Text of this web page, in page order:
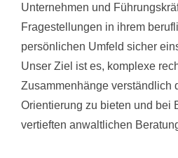
Unternehmen und
Fragestellungen in ihrem
persönlichen Umfeld sicher
Unser Ziel ist es, komplexe
Zusammenhänge verständlich
Orientierung zu bieten und bei
vertieften anwaltlichen